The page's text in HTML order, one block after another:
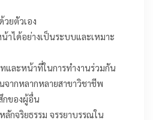
วยตัวเอง
าได้อย่างเป็นระบบและเหมาะ
และหน้าที่ในการทำงานร่วมกัน
ากหลากหลายสาขาวิชาชีพ
กของผู้อื่น
กจริยธรรม จรรยาบรรณใน